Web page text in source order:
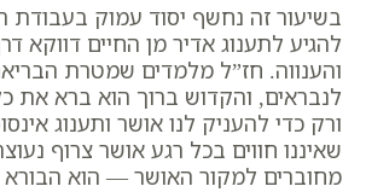
בשיעור זה נחשף יסוד עמוק בעבודת
להגיע לתענוג אדיר מן החיים דווקא
והענווה. חז”ל מלמדים שמטרת
לנבראים, והקדוש ברוך הוא ברא את
ורק כדי להעניק לנו אושר ותענוג
שאיננו חווים בכל רגע אושר צרוף
מחוברים למקור האושר — הוא הבורא